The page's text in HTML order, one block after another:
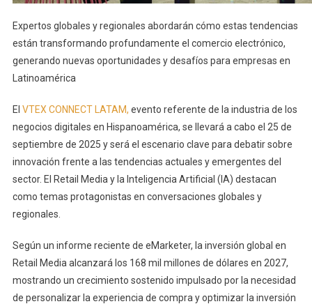
Expertos globales y regionales abordarán cómo estas tendencias
están transformando profundamente el comercio electrónico,
generando nuevas oportunidades y desafíos para empresas en
Latinoamérica
El VTEX CONNECT LATAM, evento referente de la industria de los
negocios digitales en Hispanoamérica, se llevará a cabo el 25 de
septiembre de 2025 y será el escenario clave para debatir sobre
innovación frente a las tendencias actuales y emergentes del
sector. El Retail Media y la Inteligencia Artificial (IA) destacan
como temas protagonistas en conversaciones globales y
regionales.
Según un informe reciente de eMarketer, la inversión global en
Retail Media alcanzará los 168 mil millones de dólares en 2027,
mostrando un crecimiento sostenido impulsado por la necesidad
de personalizar la experiencia de compra y optimizar la inversión